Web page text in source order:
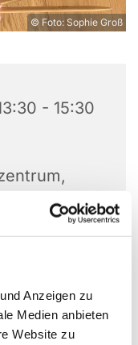
Anzeigen zu
Medien anbieten
Website zu
© Foto: Sophie Groß
- 15:30
Schwedt